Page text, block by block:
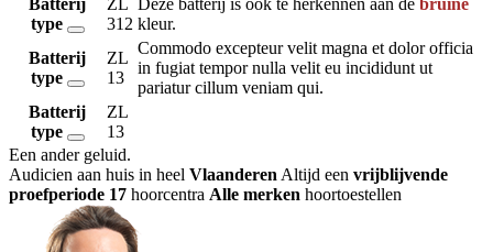
Batterij
type
ZL
312
Deze batterij is ook te herkennen aan de bruine
kleur.
Batterij
type
ZL
13
Commodo excepteur velit magna et dolor officia
in fugiat tempor nulla velit eu incididunt ut
pariatur cillum veniam qui.
Batterij
type
ZL
13
Een ander geluid.
Audicien aan huis in heel Vlaanderen Altijd een vrijblijvende
proefperiode 17 hoorcentra Alle merken hoortoestellen